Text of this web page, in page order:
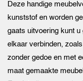
Deze handige
kunststof en worden
gaats uitvoering kunt
elkaar verbinden,
zonder gedoe en met
maat gemaakte